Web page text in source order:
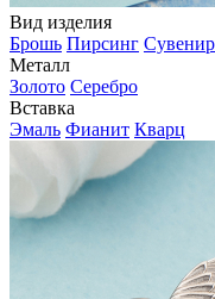
Вид изделия
Брошь Пирсинг
Металл
Золото Серебро
Вставка
Эмаль Фианит Кварц